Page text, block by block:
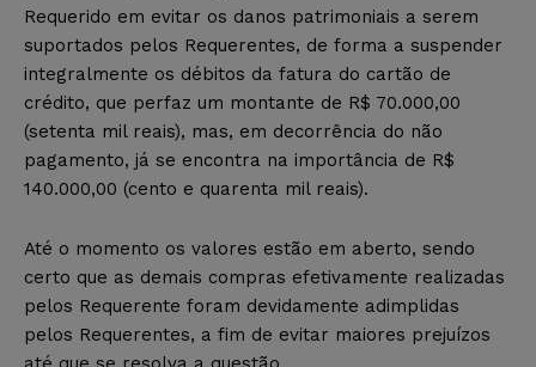
Requerido em evitar os danos patrimoniais a serem
suportados pelos Requerentes, de forma a suspender
integralmente os débitos da fatura do cartão de
crédito, que perfaz um montante de R$ 70.000,00
(setenta mil reais), mas, em decorrência do não
pagamento, já se encontra na importância de R$
140.000,00 (cento e quarenta mil reais).
Até o momento os valores estão em aberto, sendo
certo que as demais compras efetivamente realizadas
pelos Requerente foram devidamente adimplidas
pelos Requerentes, a fim de evitar maiores prejuízos